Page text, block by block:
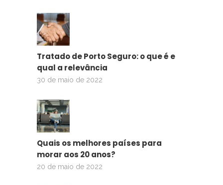
Tratado de Porto Seguro: o que é e
qual a relevância
30 de maio de 2022
Quais os melhores países para
morar aos 20 anos?
20 de maio de 2022